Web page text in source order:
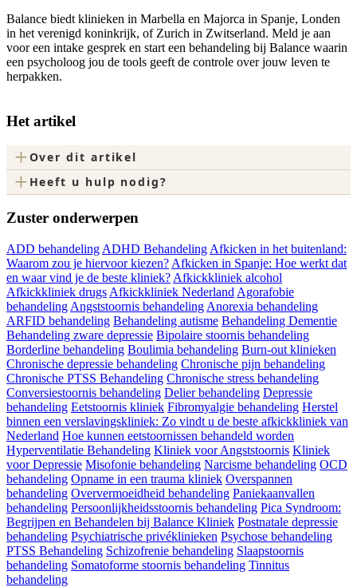
Balance biedt klinieken in Marbella en Majorca in Spanje, Londen
in het verenigd koninkrijk, of Zurich in Zwitserland. Meld je aan
voor een intake gesprek en start een behandeling bij Balance waarin
een psycholoog jou de tools geeft de controle over jouw leven te
herpakken.
Het artikel
+Over dit artikel
+ Heeft u hulp nodig?
Zuster onderwerpen
ADD behandeling ADHD Behandeling Afkicken in het buitenland:
Waarom zou je hiervoor kiezen? Afkicken in Spanje: Hoe werkt dat
en waar vind je de beste kliniek? Afkickkliniek alcohol
Afkickkliniek drugs Afkickkliniek Nederland Agorafobie
behandeling Angststoornis behandeling Anorexia behandeling
ARFID behandeling Behandeling autisme Behandeling Dementie
Behandeling zware depressie Bipolaire stoornis behandeling
Borderline behandeling Boulimia behandeling Burn-out klinieken
Chronische depressie behandeling Chronische pijn behandeling
Chronische PTSS Behandeling Chronische stress behandeling
Conversiestoornis behandeling Delier behandeling Depressie
behandeling Eetstoornis kliniek Fibromyalgie behandeling Herstel
binnen een verslavingskliniek: Zo vindt u de beste afkickkliniek van
Nederland Hoe kunnen eetstoornissen behandeld worden
Hyperventilatie Behandeling Kliniek voor Angststoornis Kliniek
voor Depressie Misofonie behandeling Narcisme behandeling OCD
behandeling Opname in een trauma kliniek Overspannen
behandeling Oververmoeidheid behandeling Paniekaanvallen
behandeling Persoonlijkheidsstoornis behandeling Pica Syndroom:
Begrijpen en Behandelen bij Balance Kliniek Postnatale depressie
behandeling Psychiatrische privéklinieken Psychose behandeling
PTSS Behandeling Schizofrenie behandeling Slaapstoornis
behandeling Somatoforme stoornis behandeling Tinnitus
behandeling